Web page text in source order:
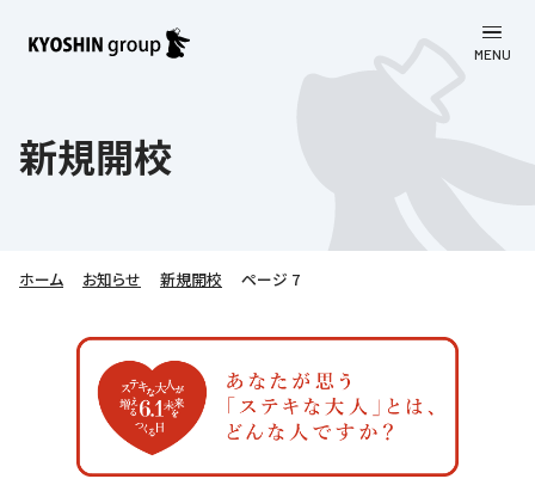
MENU
会社案内
教育理念
社長挨拶
会社概要／組織図
学びの成果
学習塾について
サステナビリティ
お客さま満足度向上の取り組み
労働環境向上の取り組み
株主・投資家向け情報
株主・投資家向け情報
採用情報
新規開校
ホーム お知らせ 新規開校 ページ 7